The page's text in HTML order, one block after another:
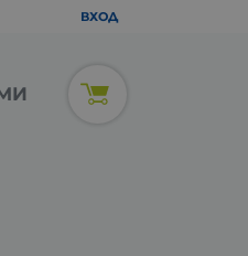
ВХОД